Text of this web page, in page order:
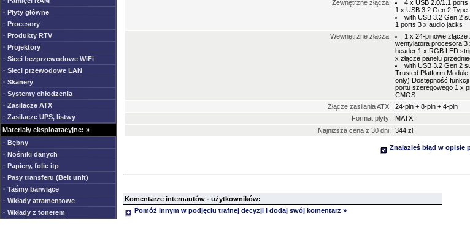
· Płyty główne
· Procesory
· Produkty RTV
· Projektory
· Sieci bezprzewodowe WiFi
· Sieci przewodowe LAN
· Skanery
· Systemy chłodzenia
· Zasilacze ATX
· Zasilacze UPS, listwy
Materiały eksploatacyjne: »
· Bębny
· Nośniki danych
· Papiery, folie itp
· Pasy transferu (Belt unit)
· Taśmy barwiące
· Wkłady atramentowe
· Wkłady z tonerem
Zewnętrzne złącza:
4 x USB 2.0/1.1
1 x USB 3.2 Gen 2
with USB 3.2 Gen 2
1 ports 3 x audio jacks
Wewnętrzne złącza:
1 x 24-pinowe
wentylatora procesora 3
header 1 x RGB LED
x złącze panelu
with USB 3.2 Gen 2
Trusted Platform
only) Dostępność
portu szeregowego 1 x
CMOS
Złącze zasilania ATX:
24-pin + 8-pin + 4-pin
Format płyty:
MATX
Najniższa cena z 30 dni:
344 zł
Znalazleś błąd w opisie
Komentarze internautów - użytkowników:
Pomóż innym w podjęciu trafnej decyzji i dodaj swój komentarz »